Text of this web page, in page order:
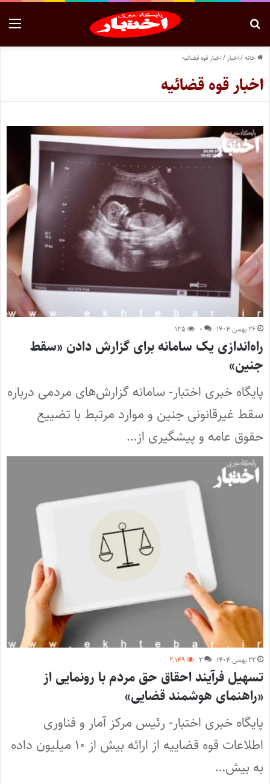
خانه/اخبار /اخبار قوه قضائیه
اخبار قوه قضائیه
۲۶ بهمن ۱۴۰۴ ۰ ۱۳۵
راه‌اندازی یک سامانه برای گزارش دادن «سقط
جنین»
پایگاه خبری اختبار- سامانه گزارش‌های مردمی درباره
سقط غیرقانونی جنین و موارد مرتبط با تضییع
حقوق عامه و پیشگیری از…
۲۲ بهمن ۱۴۰۴ ۲ ۲,۱۴۹
تسهیل فرآیند احقاق حق مردم با رونمایی از
«راهنمای هوشمند قضایی»
پایگاه خبری اختبار- رئیس مرکز آمار و فناوری
اطلاعات قوه قضاییه از ارائه بیش از ۱۰ میلیون داده
به بیش…